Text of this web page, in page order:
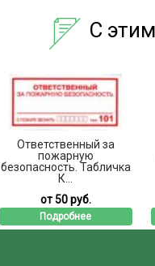
С
Ответственный за
пожарную
безопасность. Табличка
К...
от 50 руб.
Подробнее